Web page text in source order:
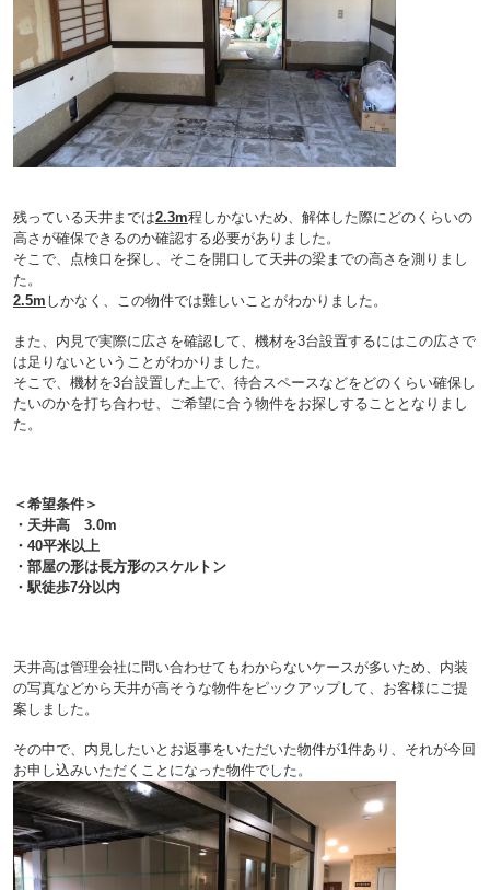
残っている天井までは2.3m程しかないため、解体した際にどのくらいの
高さが確保できるのか確認する必要がありました。
そこで、点検口を探し、そこを開口して天井の梁までの高さを測りまし
た。
2.5m しかなく、この物件では難しいことがわかりました。
また、内見で実際に広さを確認して、機材を3台設置するにはこの広さで
は足りないということがわかりました。
そこで、機材を3台設置した上で、待合スペースなどをどのくらい確保し
たいのかを打ち合わせ、ご希望に合う物件をお探しすることとなりまし
た。
＜希望条件＞
・天井高 3.0m
・40平米以上
・部屋の形は長方形のスケルトン
・駅徒歩7分以内
天井高は管理会社に問い合わせてもわからないケースが多いため、内装
の写真などから天井が高そうな物件をピックアップして、お客様にご提
案しました。
その中で、内見したいとお返事をいただいた物件が1件あり、それが今回
お申し込みいただくことになった物件でした。